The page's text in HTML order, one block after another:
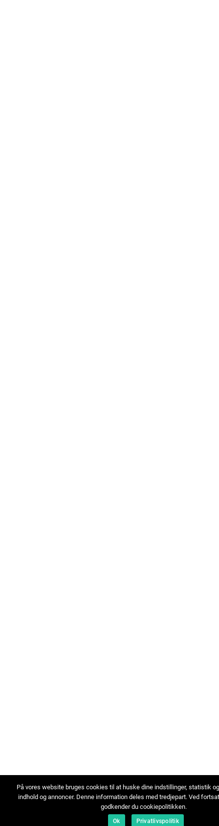
På vores website bruges cookies til at huske dine indstillinger, statistik
indhold og annoncer. Denne information deles med tredjepart. Ved
godkender du cookiepolitikken.
Ok Privatlivspolitik